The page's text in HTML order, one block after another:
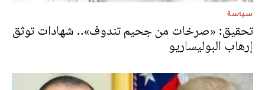
سياسة
تحقيق: «صرخات من جحيم تندوف».. شهادات توثق
إرهاب البوليساريو